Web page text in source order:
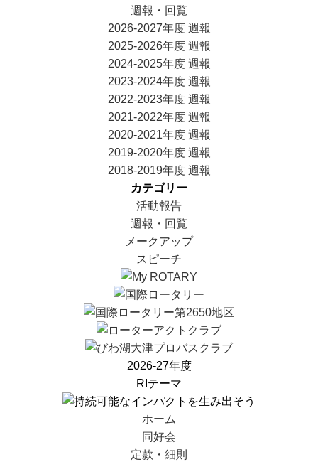
週報・回覧
2026-2027年度 週報
2025-2026年度 週報
2024-2025年度 週報
2023-2024年度 週報
2022-2023年度 週報
2021-2022年度 週報
2020-2021年度 週報
2019-2020年度 週報
2018-2019年度 週報
カテゴリー
活動報告
週報・回覧
メークアップ
スピーチ
2026-27年度
RIテーマ
ホーム
同好会
定款・細則